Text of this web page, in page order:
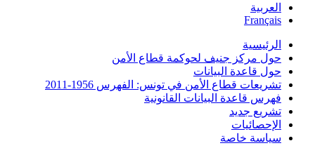
العربية
Français
الرئيسية
حول مركز جنيف لحوكمة قطاع الأمن
حول قاعدة البيانات
تشريعات قطاع الأمن في تونس: الفهرس 1956-2011
فهرس قاعدة البيانات القانونية
تشريع جديد
الإحصائيات
سياسة خاصة